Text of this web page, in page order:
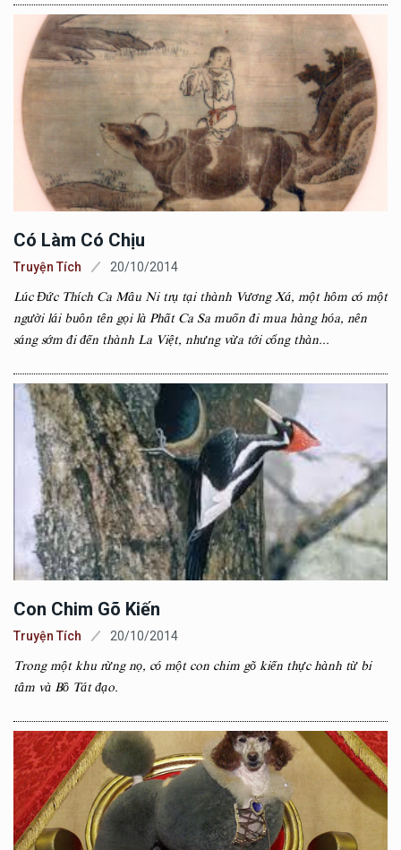
Có Làm Có Chịu
Truyện Tích 20/10/2014
Lúc Đức Thích Ca Mâu Ni trụ tại thành Vương Xá, một hôm có một
người lái buôn tên gọi là Phất Ca Sa muốn đi mua hàng hóa, nên
sáng sớm đi đến thành La Việt, nhưng vừa tới cổng thàn...
Con Chim Gõ Kiến
Truyện Tích 20/10/2014
Trong một khu rừng nọ, có một con chim gõ kiến thực hành từ bi
tâm và Bồ Tát đạo.